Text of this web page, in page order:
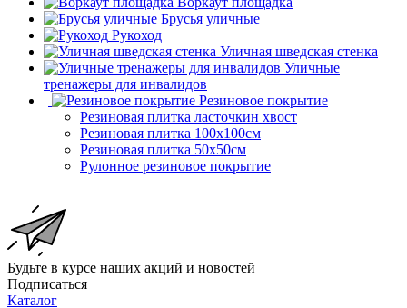
Брусья уличные
Рукоход
Уличная шведская стенка
Уличные
тренажеры для инвалидов
Резиновое покрытие
Резиновая плитка ласточкин хвост
Резиновая плитка 100х100см
Резиновая плитка 50х50см
Рулонное резиновое покрытие
Будьте в курсе наших акций и новостей
Подписаться
Каталог